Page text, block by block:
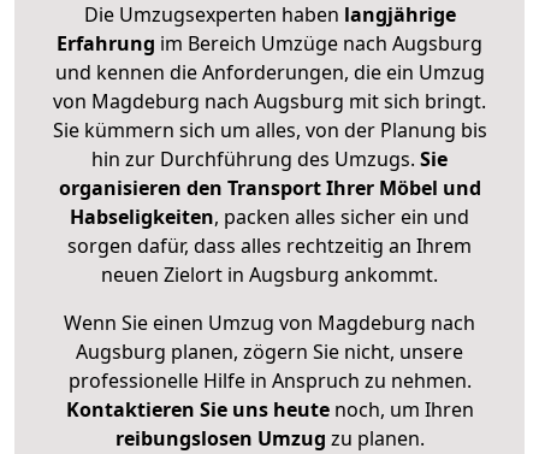
Die Umzugsexperten haben langjährige
Erfahrung im Bereich Umzüge nach Augsburg
und kennen die Anforderungen, die ein Umzug
von Magdeburg nach Augsburg mit sich bringt.
Sie kümmern sich um alles, von der Planung bis
hin zur Durchführung des Umzugs. Sie
organisieren den Transport Ihrer Möbel und
Habseligkeiten, packen alles sicher ein und
sorgen dafür, dass alles rechtzeitig an Ihrem
neuen Zielort in Augsburg ankommt.
Wenn Sie einen Umzug von Magdeburg nach
Augsburg planen, zögern Sie nicht, unsere
professionelle Hilfe in Anspruch zu nehmen.
Kontaktieren Sie uns heutenoch, um Ihren
reibungslosen Umzug zu planen.